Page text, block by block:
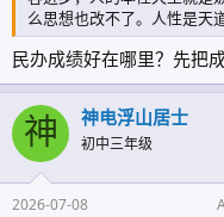
么思想也改不了。人性是天
民办成绩好在哪里？先把
神 神电浮山居士
初中三年级
2026-07-08